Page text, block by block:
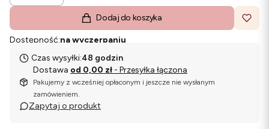
Dodaj do koszyka
Dostępność:na wyczerpaniu
Czas wysyłki:48 godzin
Dostawa od 0,00 zł - Przesyłka łączona
Pakujemy z wcześniej opłaconym i jeszcze nie wysłanym
zamówieniem.
Zapytaj o produkt